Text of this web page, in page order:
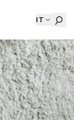
IT